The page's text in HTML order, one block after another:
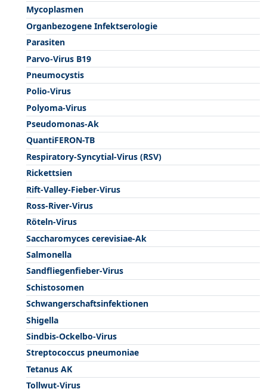
Mycoplasmen
Organbezogene Infektserologie
Parasiten
Parvo-Virus B19
Pneumocystis
Polio-Virus
Polyoma-Virus
Pseudomonas-Ak
QuantiFERON-TB
Respiratory-Syncytial-Virus (RSV)
Rickettsien
Rift-Valley-Fieber-Virus
Ross-River-Virus
Röteln-Virus
Saccharomyces cerevisiae-Ak
Salmonella
Sandfliegenfieber-Virus
Schistosomen
Schwangerschaftsinfektionen
Shigella
Sindbis-Ockelbo-Virus
Streptococcus pneumoniae
Tetanus AK
Tollwut-Virus